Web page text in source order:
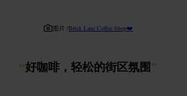
图片 /Brick Lane Coffee Shop❤️
“好咖啡，轻松的街区氛围”